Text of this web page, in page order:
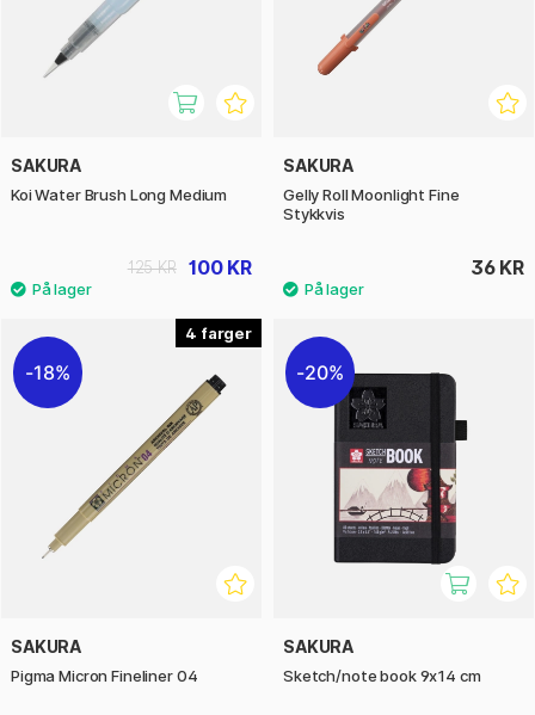
SAKURA
Koi Water Brush Long Medium
100 KR
125 KR
SAKURA
Gelly Roll Moonlight Fine
Stykkvis
36 KR
4
18%
SAKURA
Pigma Micron Fineliner 04
20%
SAKURA
Sketch/note book 9x14 cm